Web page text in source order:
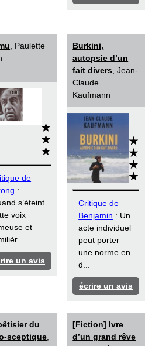
, Paulette
de
:
s’éteint
voix
et
un avis
Burkini,
autopsie d’un
fait divers , Jean-
Claude
Kaufmann
Critique de
Benjamin : Un
acte individuel
peut porter
une norme en
d...
écrire un avis
du
sceptique
[Fiction] Ivre
d’un grand rêve